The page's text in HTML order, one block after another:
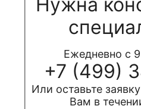
Ежедневно с
+7 (499)
Или оставьте
Вам в